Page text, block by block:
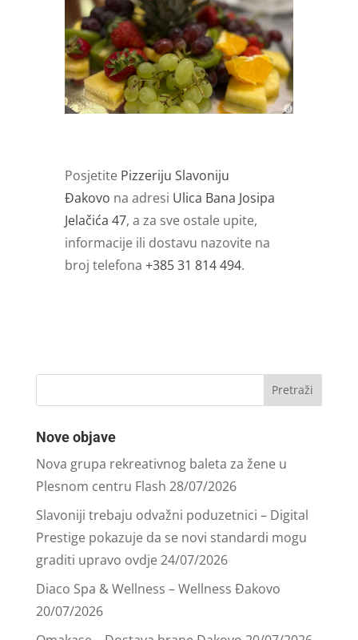
Posjetite Pizzeriju Slavoniju
Đakovo na adresi Ulica Bana Josipa
Jelačića 47, a za sve ostale upite,
informacije ili dostavu nazovite na
broj telefona +385 31 814 494.
Nove objave
Nova grupa rekreativnog baleta za žene u
Plesnom centru Flash 28/07/2026
Slavoniji trebaju odvažni poduzetnici – Digital
Prestige pokazuje da se novi standardi mogu
graditi upravo ovdje24/07/2026
Diaco Spa & Wellness – Wellness Đakovo
20/07/2026